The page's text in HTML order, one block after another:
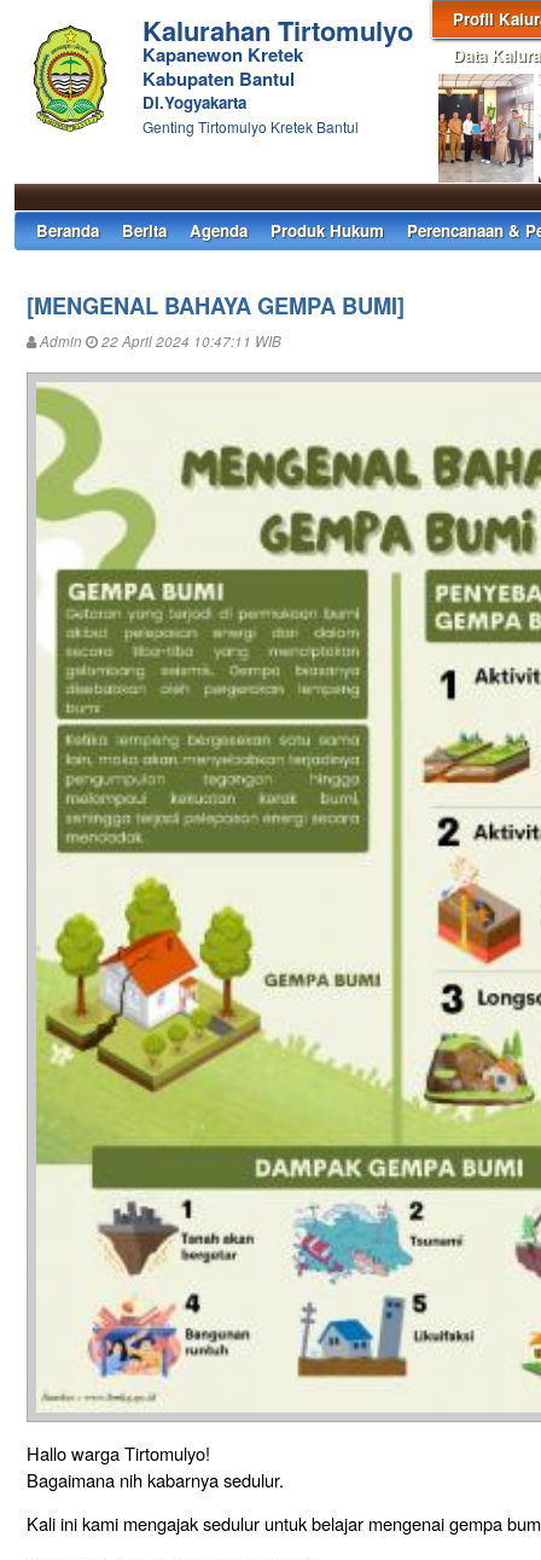
Profil
Data
Kalurahan Tirtomulyo
Kapanewon Kretek
Kabupaten Bantul
DI.Yogyakarta
Genting Tirtomulyo Kretek Bantul
Beranda Berita Agenda Produk Hukum Perencanaan &
[MENGENAL BAHAYA GEMPA BUMI]
Admin 22 April 2024 10:47:11 WIB
Hallo warga Tirtomulyo!
Bagaimana nih kabarnya sedulur.
Kali ini kami mengajak sedulur untuk belajar mengenai gempa